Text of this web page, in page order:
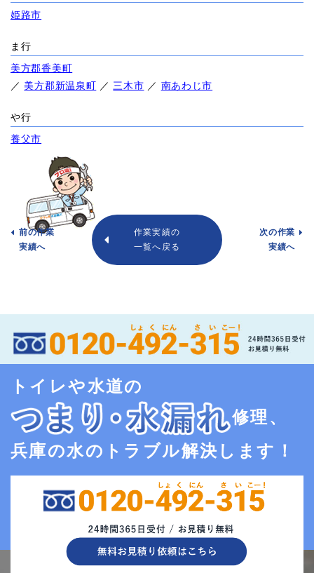
姫路市
ま行
美方郡香美町
／ 美方郡新温泉町 ／三木市 ／ 南あわじ市
や行
養父市
前の作業
実績へ
作業実績の
一覧へ戻る
次の作業
実績へ
トイレや水道の
修理、
兵庫の水のトラブル解決します！